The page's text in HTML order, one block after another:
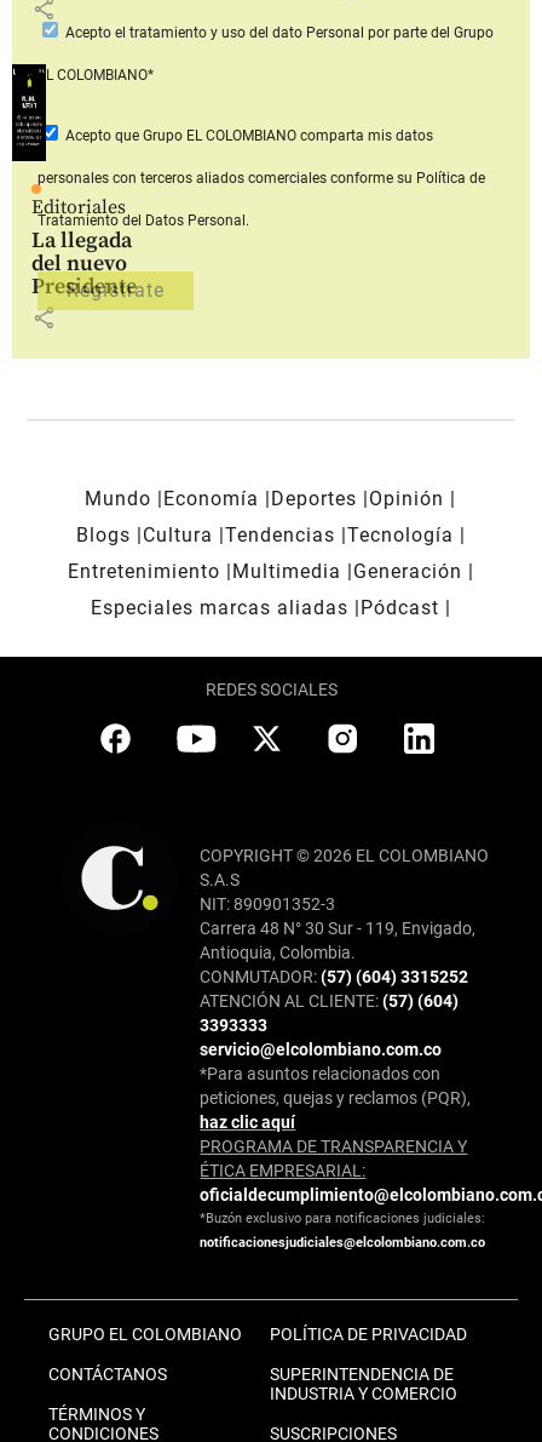
share
Editoriales
La llegada
del nuevo
Presidente
share
Acepto el tratamiento y uso del dato Personal por parte del Grupo
EL COLOMBIANO*
Acepto que Grupo EL COLOMBIANOcomparta mis datos
personales con terceros aliados comerciales conforme su Política de
Tratamiento del Datos Personal.
Mundo Economía Deportes
Opinión
Blogs
Cultura Tendencias Tecnología
Entretenimiento
Multimedia
Generación
Especiales marcas aliadas
Pódcast
REDES SOCIALES
COPYRIGHT © 2026 EL COLOMBIANO
S.A.S
NIT: 890901352-3
Carrera 48 N° 30 Sur - 119, Envigado,
Antioquia, Colombia.
CONMUTADOR:(57) (604) 3315252
ATENCIÓN AL CLIENTE:(57) (604)
3393333
servicio@elcolombiano.com.co
*Para asuntos relacionados con
peticiones, quejas y reclamos (PQR),
haz clic aquí
PROGRAMA DE TRANSPARENCIA Y
ÉTICA EMPRESARIAL:
*Buzón exclusivo para notificaciones judiciales:
notificacionesjudiciales@elcolombiano.com.co
GRUPO EL COLOMBIANO
CONTÁCTANOS
TÉRMINOS Y
CONDICIONES
POLÍTICA DE PRIVACIDAD
SUPERINTENDENCIA DE
INDUSTRIA Y COMERCIO
SUSCRIPCIONES